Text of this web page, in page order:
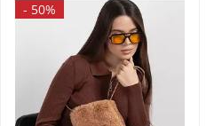
- 50%